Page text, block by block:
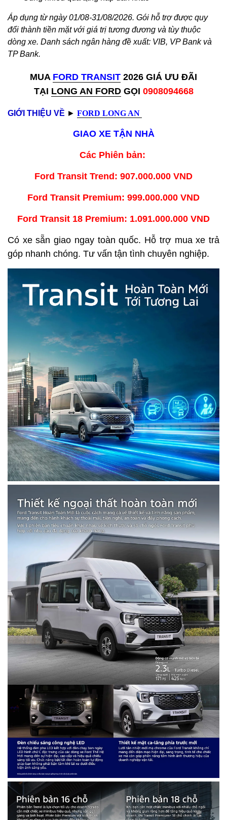
Áp dụng từ ngày 01/08-31/08/2026. Gói hỗ trợ được quy
đổi thành tiền mặt với giá trị tương đương và tùy thuộc
dòng xe. Danh sách ngân hàng đề xuất: VIB, VP Bank và
TP Bank.
MUA FORD TRANSIT 2026 GIÁ ƯU ĐÃI
TẠI LONG AN FORDGỌI 0908094668
GIỚI THIỆU VỀ ► FORD LONG AN
GIAO XE TẬN NHÀ
Các Phiên bản:
Ford Transit Trend: 907.000.000 VND
Ford Transit Premium: 999.000.000 VND
Ford Transit 18 Premium: 1.091.000.000 VND
Có xe sẵn giao ngay toàn quốc. Hỗ trợ mua xe trả
góp nhanh chóng. Tư vấn tận tình chuyên nghiệp.